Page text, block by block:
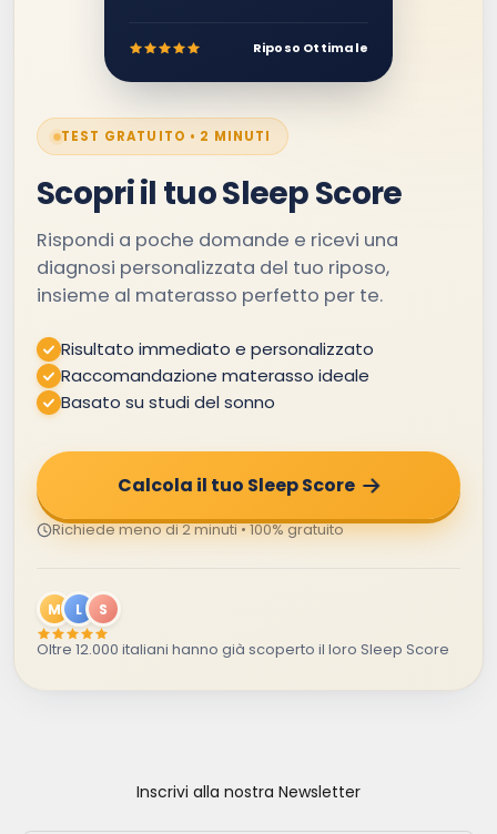
TEST GRATUITO • 2 MINUTI
Scopri il tuo Sleep Score
Rispondi a poche domande e ricevi una
diagnosi personalizzata del tuo riposo,
insieme al materasso perfetto per te.
Risultato immediato e personalizzato
Raccomandazione materasso ideale
Basato su studi del sonno
Calcola il tuo Sleep Score
Richiede meno di 2 minuti • 100% gratuito
M L S
Oltre 12.000 italiani hanno già scoperto il loro Sleep Score
Riposo Ottimale
Inscrivi alla nostra Newsletter